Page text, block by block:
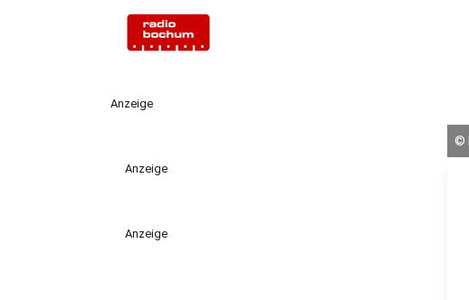
Anzeige
Anzeige
Anzeige
©